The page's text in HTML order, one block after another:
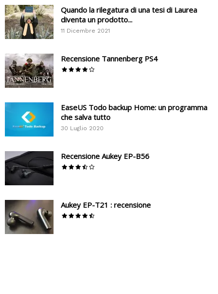
Quando la rilegatura di una tesi di Laurea
diventa un prodotto...
11 Dicembre 2021
Recensione Tannenberg PS4
EaseUS Todo backup Home: un programma
che salva tutto
30 Luglio 2020
Recensione Aukey EP-B56
Aukey EP-T21 : recensione